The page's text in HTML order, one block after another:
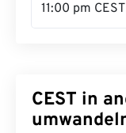
11:00 pm CEST
CEST in